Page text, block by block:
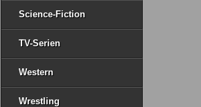
Science-Fiction
TV-Serien
Western
Wrestling